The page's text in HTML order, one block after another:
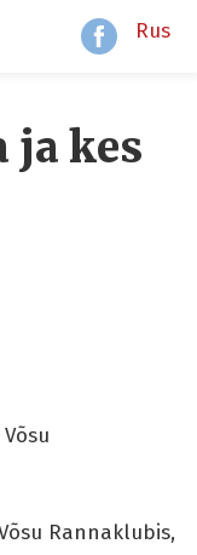
Rus
ja kes
Rannaklubis,